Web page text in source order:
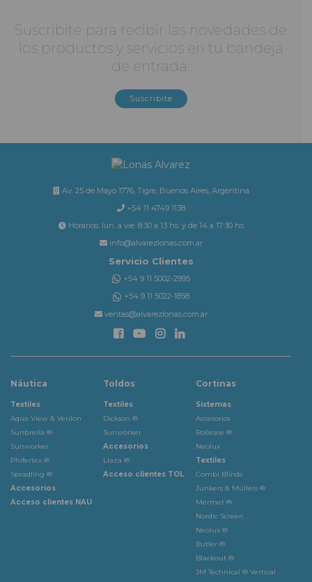
Suscribite para recibir las novedades de
los productos y servicios en tu bandeja
de entrada.
Suscribite
Av. 25 de Mayo 1776, Tigre, Buenos Aires, Argentina
+54 11 4749 1138
Horarios: lun. a vie. 8:30 a 13 hs. y de 14 a 17:30 hs
info@alvarezlonas.com.ar
Servicio Clientes
+54 9 11 5002-2995
+54 9 11 5022-1858
ventas@alvarezlonas.com.ar
Náutica
Textiles
Aqua View & Verilon
Sunbrella ®
Sunworker
Phifertex ®
Spradling ®
Accesorios
Acceso clientes NAU
Toldos
Textiles
Dickson ®
Sunworker
Accesorios
Llaza ®
Acceso clientes TOL
Cortinas
Sistemas
Accesorios
Rollease ®
Neolux
Textiles
Combi Blinds
Junkers & Müllers ®
Mermet ®
Nordic Screen
Neolux ®
Butler ®
Blackout ®
JM Technical ® Vertical